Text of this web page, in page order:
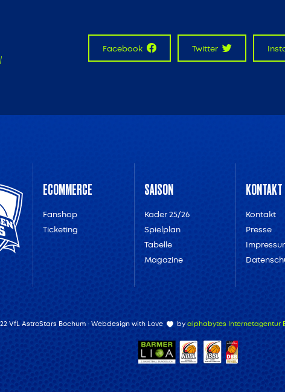
Facebook Twitter
ECOMMERCE
Fanshop
Ticketing
SAISON
Kader 25/26
Spielplan
Tabelle
Magazine
KONTAKT
Kontakt
Presse
VfL AstroStars Bochum · Webdesign with Love by alphabytes Internetagentur